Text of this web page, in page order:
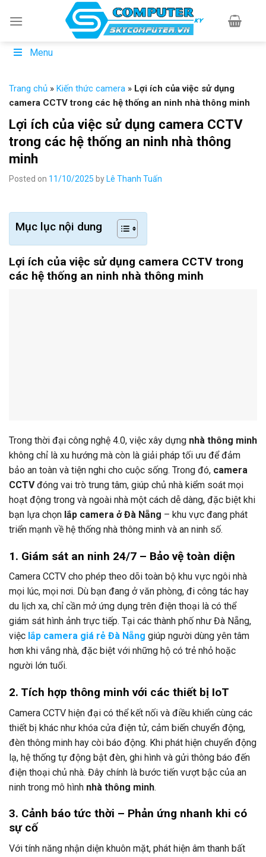
Menu
Trang chủ » Kiến thức camera » Lợi ích của việc sử dụng
camera CCTV trong các hệ thống an ninh nhà thông minh
Lợi ích của việc sử dụng camera CCTV
trong các hệ thống an ninh nhà thông
minh
Posted on 11/10/2025 by Lê Thanh Tuấn
Mục lục nội dung
Lợi ích của việc sử dụng camera CCTV trong
các hệ thống an ninh nhà thông minh
Trong thời đại công nghệ 4.0, việc xây dựng nhà thông minh
không chỉ là xu hướng mà còn là giải pháp tối ưu để đảm
bảo an toàn và tiện nghi cho cuộc sống. Trong đó, camera
CCTVđóng vai trò trung tâm, giúp chủ nhà kiểm soát mọi
hoạt động trong và ngoài nhà một cách dễ dàng, đặc biệt khi
bạn lựa chọn lắp camera ở Đà Nẵng – khu vực đang phát
triển mạnh về hệ thống nhà thông minh và an ninh số.
1. Giám sát an ninh 24/7 – Bảo vệ toàn diện
Camera CCTV cho phép theo dõi toàn bộ khu vực ngôi nhà
mọi lúc, mọi nơi. Dù bạn đang ở văn phòng, đi công tác hay
du lịch xa, chỉ cần mở ứng dụng trên điện thoại là có thể
giám sát hình ảnh trực tiếp. Tại các thành phố như Đà Nẵng,
việc lắp camera giá rẻ Đà Nẵng giúp người dùng yên tâm
hơn khi vắng nhà, đặc biệt với những hộ có trẻ nhỏ hoặc
người lớn tuổi.
2. Tích hợp thông minh với các thiết bị IoT
Camera CCTV hiện đại có thể kết nối và điều khiển cùng các
thiết bị khác như khóa cửa điện tử, cảm biến chuyển động,
đèn thông minh hay còi báo động. Khi phát hiện chuyển động
lạ, hệ thống tự động bật đèn, ghi hình và gửi thông báo đến
điện thoại chủ nhà. Đây chính là bước tiến vượt bậc của an
ninh trong mô hình nhà thông minh.
3. Cảnh báo tức thời – Phản ứng nhanh khi có
sự cố
Với tính năng nhận diện khuôn mặt, phát hiện âm thanh bất